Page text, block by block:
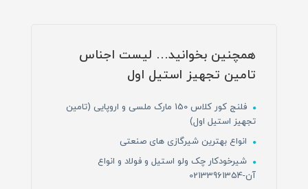
همچنین بخوانید… لیست اجناس
تامین تجهیز استیل اول
فلنج کور کلاس 150 مارک ملسی و اروپایی (تامین
تجهیز استیل اول)
انواع بهترین شیرگازی های صنعتی
شیرخودکار چک ولو استیل و فولاد و انواع
آن-02133961354